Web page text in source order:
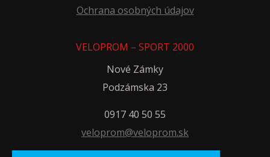
Ochrana osobných údajov
VELOPROM – SPORT 2000
Nové Zámky
Podzámska 23
0917 40 50 55
veloprom@veloprom.sk